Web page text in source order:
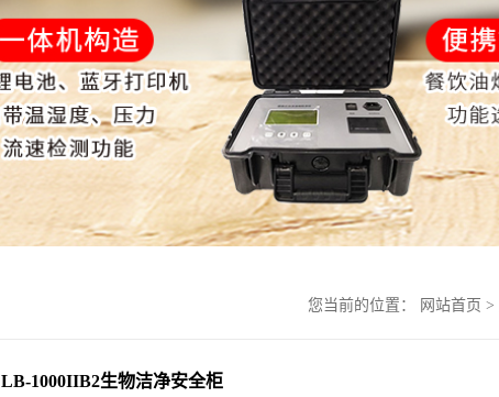
您当前的位置： 网站首页 >
LB-1000IIB2生物洁净安全柜